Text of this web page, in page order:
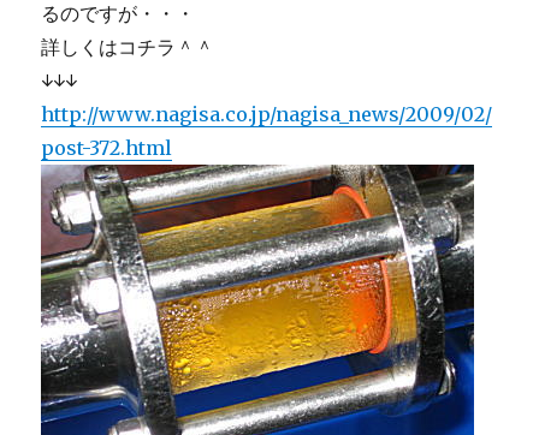
るのですが・・・
詳しくはコチラ＾＾
↓↓↓
http://www.nagisa.co.jp/nagisa_news/2009/02/
post-372.html